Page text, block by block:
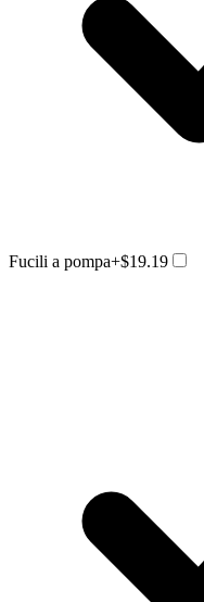
Fucili a pompa+$19.19